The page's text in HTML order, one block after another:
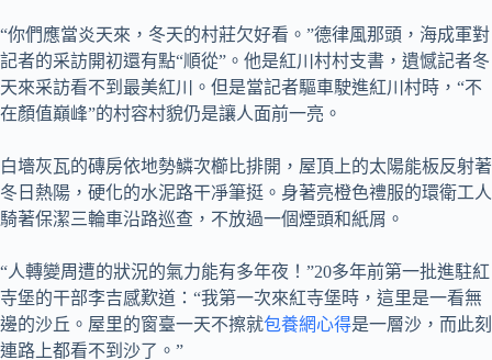
“你們應當炎天來，冬天的村莊欠好看。”德律風那頭，海成軍對
記者的采訪開初還有點“順從”。他是紅川村村支書，遺憾記者冬
天來采訪看不到最美紅川。但是當記者驅車駛進紅川村時，“不
在顏值巔峰”的村容村貌仍是讓人面前一亮。
白墻灰瓦的磚房依地勢鱗次櫛比排開，屋頂上的太陽能板反射著
冬日熱陽，硬化的水泥路干凈筆挺。身著亮橙色禮服的環衛工人
騎著保潔三輪車沿路巡查，不放過一個煙頭和紙屑。
“人轉變周遭的狀況的氣力能有多年夜！”20多年前第一批進駐紅
寺堡的干部李吉感歎道：“我第一次來紅寺堡時，這里是一看無
邊的沙丘。屋里的窗臺一天不擦就包養網心得是一層沙，而此刻
連路上都看不到沙了。”